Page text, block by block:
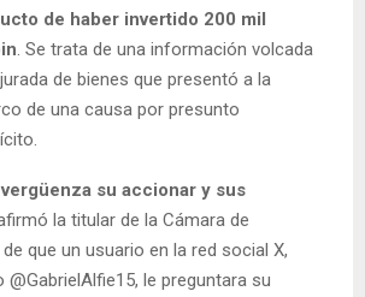
de haber invertido 200 mil
. Se trata de una información volcada
de bienes que presentó a la
de una causa por presunto
su accionar y sus
la titular de la Cámara de
que un usuario en la red social X,
le preguntara su